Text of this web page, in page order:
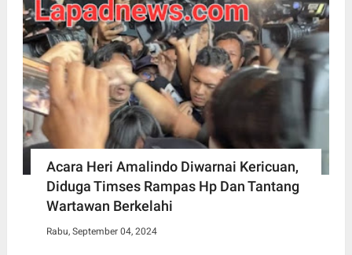
Acara Heri Amalindo Diwarnai Kericuan,
Diduga Timses Rampas Hp Dan Tantang
Wartawan Berkelahi
Rabu, September 04, 2024